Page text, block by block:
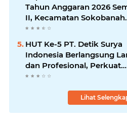
Tahun Anggaran 2026
II, Kecamatan Sokobanah
Libatkan 12 Desa
HUT Ke-5 PT. Detik Surya
Indonesia Berlangsung
dan Profesional, Perkuat
Kompetensi Wartawan
Lihat